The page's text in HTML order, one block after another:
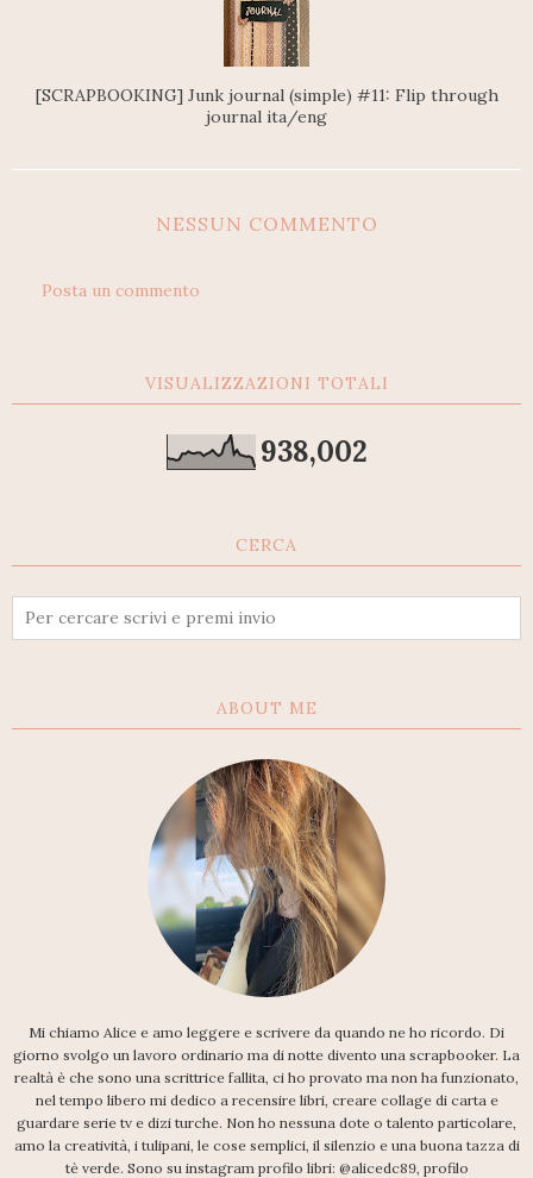
[SCRAPBOOKING] Junk journal (simple) #11: Flip through
journal ita/eng
NESSUN COMMENTO
Posta un commento
VISUALIZZAZIONI TOTALI
938,002
CERCA
ABOUT ME
Mi chiamo Alice e amo leggere e scrivere da quando ne ho ricordo. Di
giorno svolgo un lavoro ordinario ma di notte divento una scrapbooker. La
realtà è che sono una scrittrice fallita, ci ho provato ma non ha funzionato,
nel tempo libero mi dedico a recensire libri, creare collage di carta e
guardare serie tv e dizi turche. Non ho nessuna dote o talento particolare,
amo la creatività, i tulipani, le cose semplici, il silenzio e una buona tazza di
tè verde. Sono su instagram profilo libri: @alicedc89, profilo